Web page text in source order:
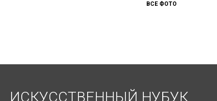
ВСЕ ФОТО
ИСКУССТВЕННЫЙ НУБУК